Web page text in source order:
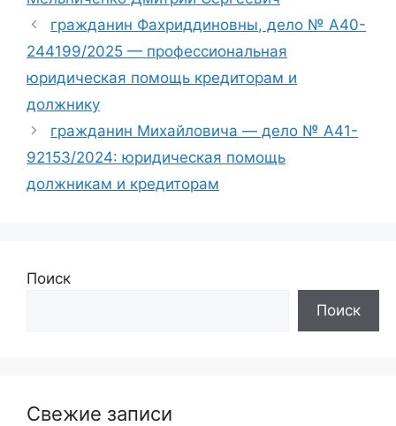
гражданин Фахриддиновны, дело № А40-
244199/2025 — профессиональная
юридическая помощь кредиторам и
должнику
гражданин Михайловича — дело № А41-
92153/2024: юридическая помощь
должникам и кредиторам
Поиск
Поиск
Свежие записи